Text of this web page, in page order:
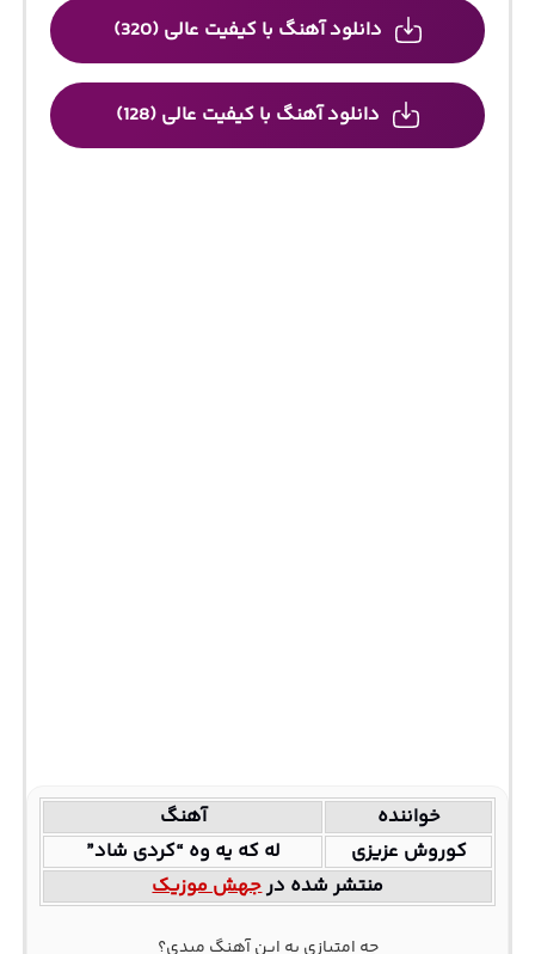
دانلود آهنگ با کیفیت عالی (320)
دانلود آهنگ با کیفیت عالی (128)
خواننده
آهنگ
کوروش عزیزی
له که یه وه “کردی شاد”
منتشر شده درجهش موزیک
چه امتیازی به این آهنگ میدی؟